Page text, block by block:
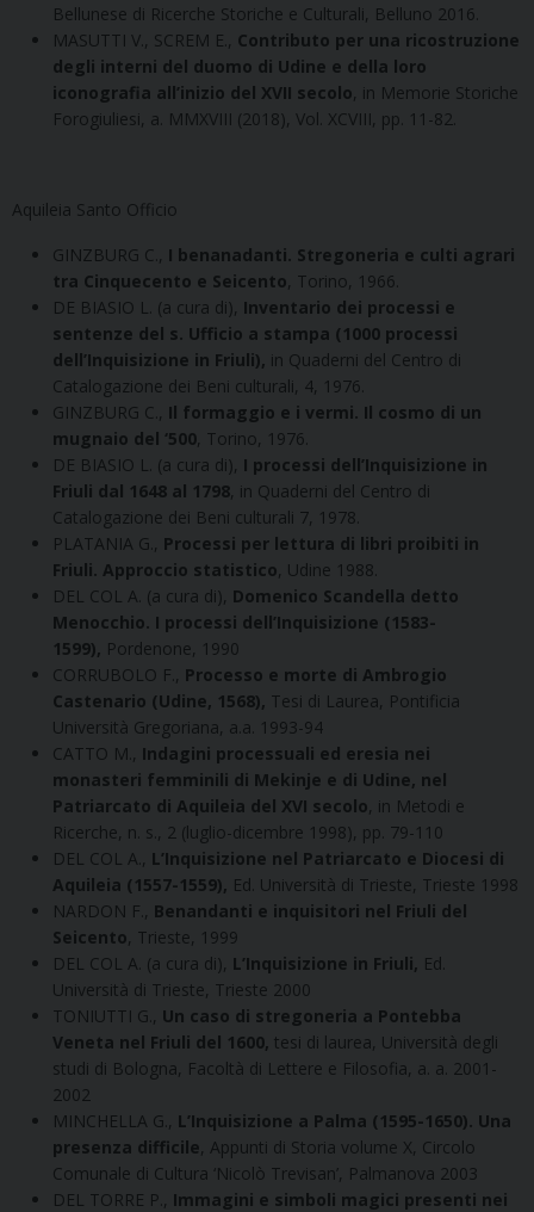
Bellunese di Ricerche Storiche e Culturali, Belluno 2016.
MASUTTI V., SCREM E., Contributo per una ricostruzione
degli interni del duomo di Udine e della loro
iconografia all’inizio del XVII secolo , in Memorie Storiche
Forogiuliesi, a. MMXVIII (2018), Vol. XCVIII, pp. 11-82.
Aquileia Santo Officio
GINZBURG C., I benanadanti. Stregoneria e culti agrari
tra Cinquecento e Seicento , Torino, 1966.
DE BIASIO L. (a cura di), Inventario dei processi e
sentenze del s. Ufficio a stampa (1000 processi
dell’Inquisizione in Friuli), in Quaderni del Centro di
Catalogazione dei Beni culturali, 4, 1976.
GINZBURG C., Il formaggio e i vermi. Il cosmo di un
mugnaio del ‘500 , Torino, 1976.
DE BIASIO L. (a cura di), I processi dell’Inquisizione in
Friuli dal 1648 al 1798 , in Quaderni del Centro di
Catalogazione dei Beni culturali 7, 1978.
PLATANIA G., Processi per lettura di libri proibiti in
Friuli. Approccio statistico , Udine 1988.
DEL COL A. (a cura di), Domenico Scandella detto
Menocchio. I processi dell’Inquisizione (1583-
1599), Pordenone, 1990
CORRUBOLO F., Processo e morte di Ambrogio
Castenario (Udine, 1568), Tesi di Laurea, Pontificia
Università Gregoriana, a.a. 1993-94
CATTO M., Indagini processuali ed eresia nei
monasteri femminili di Mekinje e di Udine, nel
Patriarcato di Aquileia del XVI secolo , in Metodi e
Ricerche, n. s., 2 (luglio-dicembre 1998), pp. 79-110
DEL COL A., L’Inquisizione nel Patriarcato e Diocesi di
Aquileia (1557-1559), Ed. Università di Trieste, Trieste 1998
NARDON F., Benandanti e inquisitori nel Friuli del
Seicento , Trieste, 1999
DEL COL A. (a cura di), L’Inquisizione in Friuli, Ed.
Università di Trieste, Trieste 2000
TONIUTTI G., Un caso di stregoneria a Pontebba
Veneta nel Friuli del 1600, tesi di laurea, Università degli
studi di Bologna, Facoltà di Lettere e Filosofia, a. a. 2001-
2002
MINCHELLA G., L’Inquisizione a Palma (1595-1650). Una
presenza difficile , Appunti di Storia volume X, Circolo
Comunale di Cultura ‘Nicolò Trevisan’, Palmanova 2003
DEL TORRE P., Immagini e simboli magici presenti nei